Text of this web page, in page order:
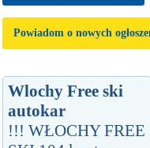
Powiadom o nowych
Wlochy Free ski
autokar
!!! WŁOCHY FREE